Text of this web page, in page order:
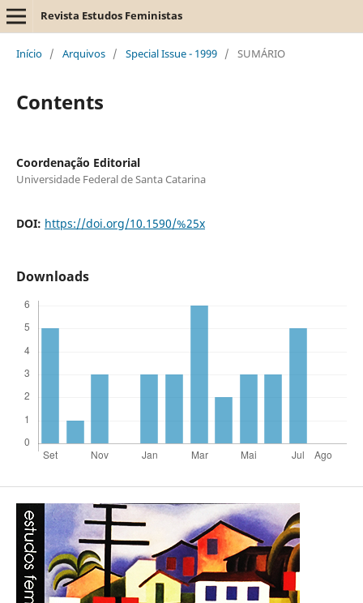
Revista Estudos Feministas
Início / Arquivos / Special Issue - 1999 / SUMÁRIO
Contents
Coordenação Editorial
Universidade Federal de Santa Catarina
DOI: https://doi.org/10.1590/%25x
Downloads